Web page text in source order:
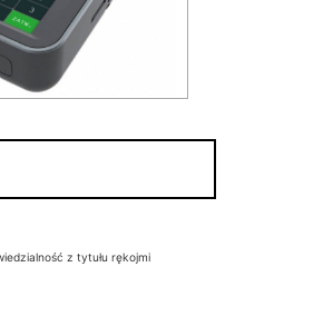
z tytułu rękojmi